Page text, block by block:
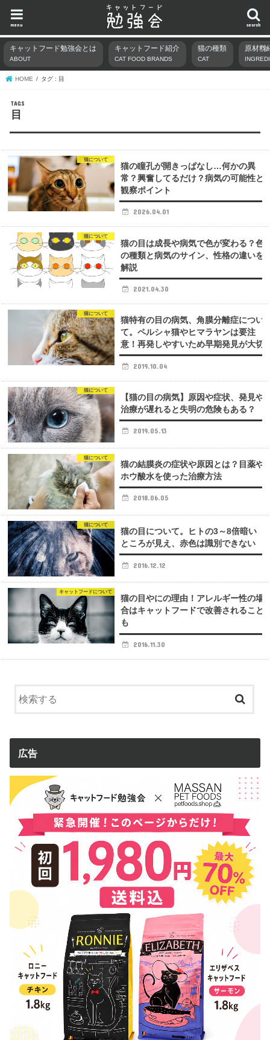
search
menu
キャットフード勉強会とは
ABOUT
キャットフード紹介
CAT FOOD BRANDS
猫の種類
CAT
原材料
HOME タグ : 目
目
猫について
猫の瞳孔が開きっぱなし…何かの異
常？興奮してるだけ？病気の可能性と
観察ポイント
2026.04.01
猫について
猫の目は成長や病気で色が変わる？色
の種類と病気のサイン、性格の違いを
解説
2021.04.30
猫について
猫特有の目の病気、角膜分離症につい
て。ペルシャ猫やヒマラヤンは要注
意！再発しやすいため早期発見が大切
2019.10.04
猫について
【猫の目の病気】原因や症状、発見や
治療が遅れると失明の危険もある？
2019.05.13
猫について
猫の結膜炎の症状や原因とは？目薬や
ホウ酸水を使った治療方法
2018.06.05
猫について
猫の目について。ヒトの3～8倍暗い
ところが見え、赤色は識別できない
2016.12.12
キャットフードについて
猫の目やにの理由！アレルギー性の場
合はキャットフードで改善されること
も
2016.11.30
広告